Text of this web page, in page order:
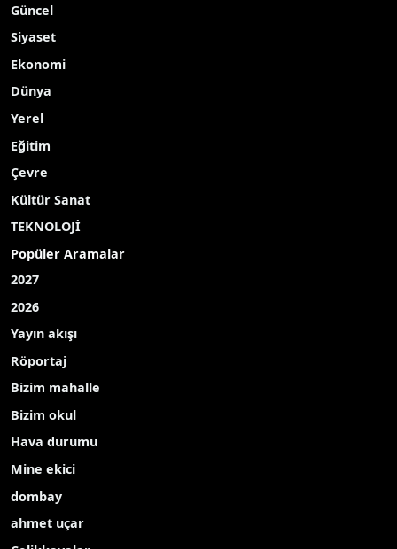
Güncel
Siyaset
Ekonomi
Dünya
Yerel
Eğitim
Çevre
Kültür Sanat
TEKNOLOJİ
Popüler Aramalar
2027
2026
Yayın akışı
Röportaj
Bizim mahalle
Bizim okul
Hava durumu
Mine ekici
dombay
ahmet uçar